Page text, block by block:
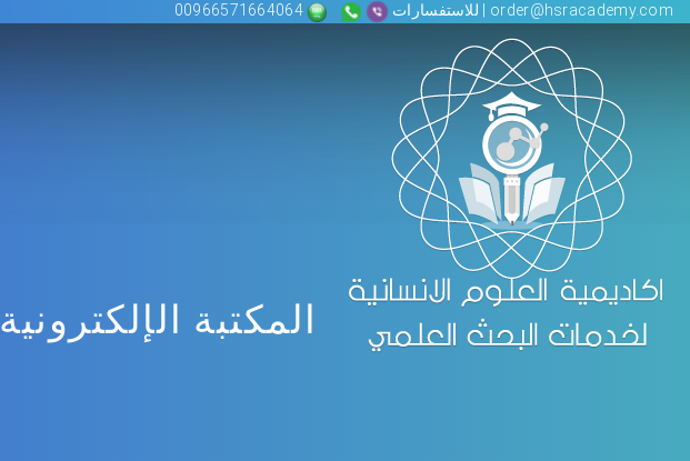
order@hsracademy.com | للاستفسارات 00966571664064
المكتبة الإلكترونية